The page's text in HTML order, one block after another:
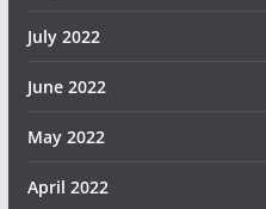
July 2022
June 2022
May 2022
April 2022